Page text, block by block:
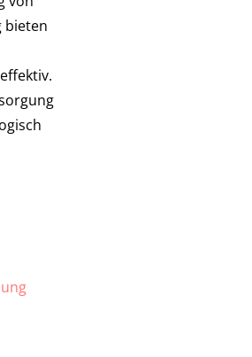
bieten